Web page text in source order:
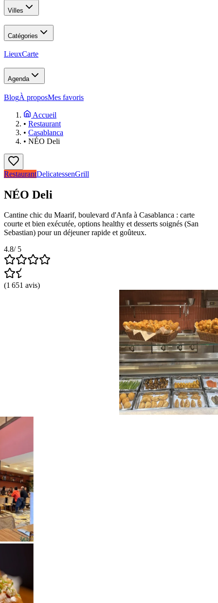
Villes
Catégories
LieuxCarte
Agenda
BlogÀ proposMes favoris
Accueil
• Restaurant
• Casablanca
• NÉO Deli
RestaurantDelicatessenGrill
NÉO Deli
Cantine chic du Maarif, boulevard d'Anfa à Casablanca : carte
courte et bien exécutée, options healthy et desserts soignés (San
Sebastian) pour un déjeuner rapide et goûteux.
4.8/ 5
(1 651 avis)